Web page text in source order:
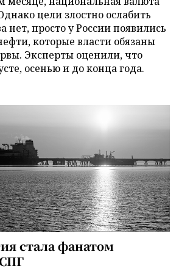
цели злостно ослабить
нет, просто у России появились
которые власти обязаны
Эксперты оценили, что
осенью и до конца года.
стала фанатом